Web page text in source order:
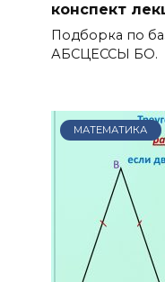
конспект
Подборка по
АБСЦЕССЫ БО.
МАТЕМАТИКА